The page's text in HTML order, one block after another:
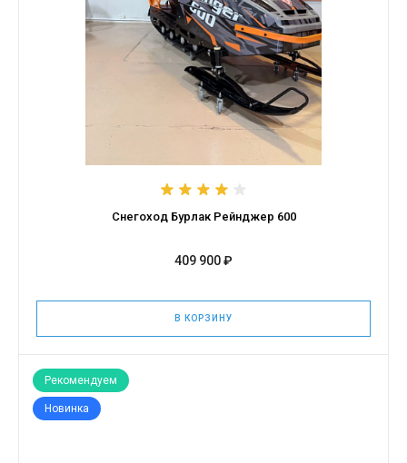
Снегоход Бурлак Рейнджер 600
409 900 ₽
В КОРЗИНУ
Рекомендуем
Новинка